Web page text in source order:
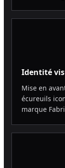
Identité
Mise en
écureuils
marque